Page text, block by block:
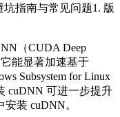
指南与常见问题​​​​1. 版
（CUDA Deep
能显著加速基于
Subsystem for Linux
cuDNN 可进一步提升
装 cuDNN。